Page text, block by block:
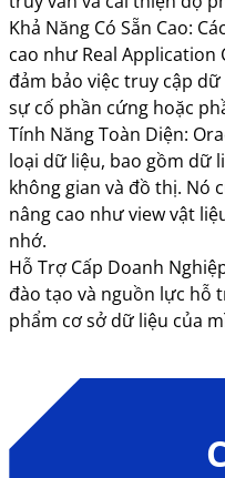
Khả Năng Có Sẵn Cao:
cao như Real Application
đảm bảo việc truy cập
sự cố phần cứng hoặc
Tính Năng Toàn Diện:
loại dữ liệu, bao gồm dữ
không gian và đồ thị. Nó
nâng cao như view vật
nhớ.
Hỗ Trợ Cấp Doanh
đào tạo và nguồn lực hỗ
phẩm cơ sở dữ liệu của